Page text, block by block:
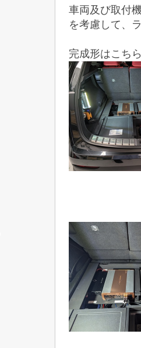
車両及び取付
を考慮して、
完成形はこち